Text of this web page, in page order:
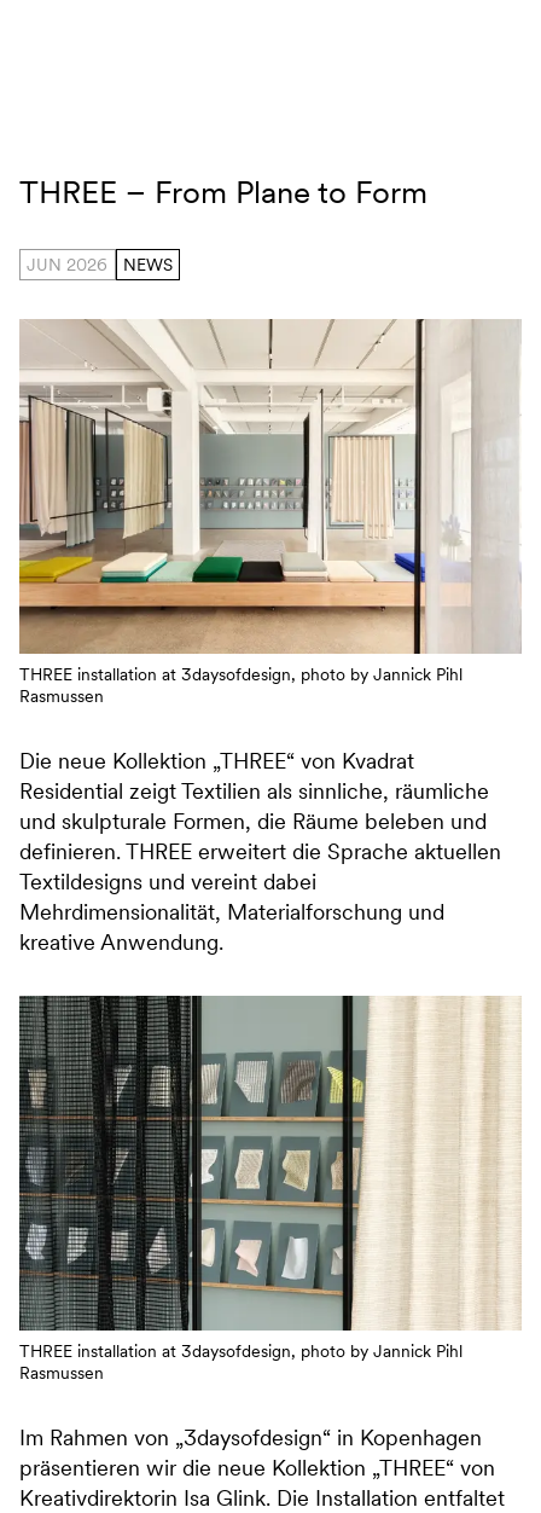
THREE – From Plane to Form
THREE – From Plane to Form
JUN 2026 NEWS
THREE installation at 3daysofdesign, photo by Jannick Pihl
Rasmussen
Die neue Kollektion „THREE“ von Kvadrat
Residential zeigt Textilien als sinnliche, räumliche
und skulpturale Formen, die Räume beleben und
definieren. THREE erweitert die Sprache aktuellen
Textildesigns und vereint dabei
Mehrdimensionalität, Materialforschung und
kreative Anwendung.
THREE installation at 3daysofdesign, photo by Jannick Pihl
Rasmussen
Im Rahmen von „3daysofdesign“ in Kopenhagen
präsentieren wir die neue Kollektion „THREE“ von
Kreativdirektorin Isa Glink. Die Installation entfaltet